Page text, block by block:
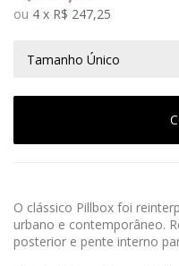
ou 4 x R$ 247,25
O clássico Pillbox foi
urbano e contemporâneo.
posterior e pente interno